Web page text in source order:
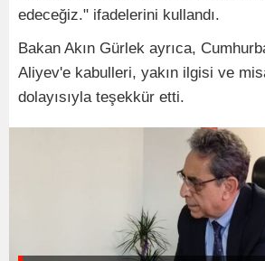
edeceğiz." ifadelerini kullandı.
Bakan Akın Gürlek ayrıca,
Aliyev'e kabulleri, yakın ilgisi ve
dolayısıyla teşekkür etti.